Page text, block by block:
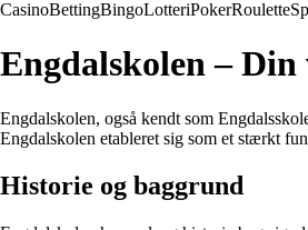
CasinoBettingBingoLotteriPokerRoulette
Engdalskolen –
Engdalskolen, også kendt som
Engdalskolen etableret sig som et stærkt
Historie og baggrund